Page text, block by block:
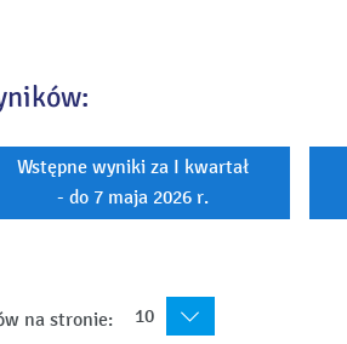
Wstępne wyniki za I kwartał
- do 7 maja 2026 r.
na stronie: 10